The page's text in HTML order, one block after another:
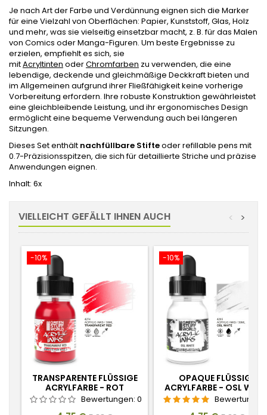
Je nach Art der Farbe und Verdünnung eignen sich die Marker
für eine Vielzahl von Oberflächen: Papier, Kunststoff, Glas, Holz
und mehr, was sie vielseitig einsetzbar macht, z. B. für das Malen
von Comics oder Manga-Figuren. Um beste Ergebnisse zu
erzielen, empfiehlt es sich, sie
mitAcryltinten oderChromfarben zu verwenden, die eine
lebendige, deckende und gleichmäßige Deckkraft bieten und
im Allgemeinen aufgrund ihrer Fließfähigkeit keine vorherige
Vorbereitung erfordern. Ihre robuste Konstruktion gewährleistet
eine gleichbleibende Leistung, und ihr ergonomisches Design
ermöglicht eine bequeme Verwendung auch bei längeren
Sitzungen.
Dieses Set enthält nachfüllbare Stifteoder refillable pens mit
0.7-Präzisionsspitzen, die sich für detaillierte Striche und präzise
Anwendungen eignen.
Inhalt: 6x
VIELLEICHT GEFÄLLT IHNEN AUCH >
<
-10%
TRANSPARENTE FLÜSSIGE
ACRYLFARBE - ROT
Bewertungen: 0
-10%
OPAQUE FLÜSSIGE
ACRYLFARBE - OSL WEISS